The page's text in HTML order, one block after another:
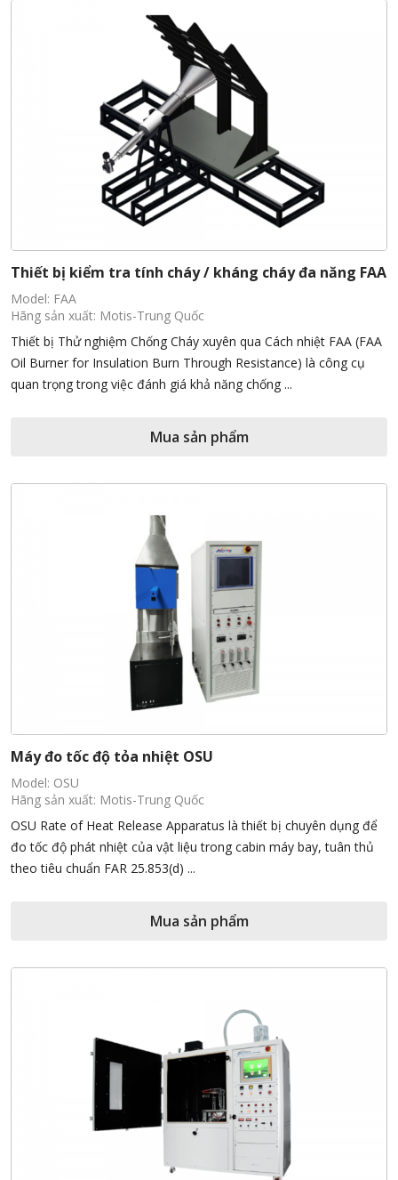
Thiết bị kiểm tra tính cháy / kháng cháy đa năng FAA
Model: FAA
Hãng sản xuất: Motis-Trung Quốc
Thiết bị Thử nghiệm Chống Cháy xuyên qua Cách nhiệt FAA (FAA
Oil Burner for Insulation Burn Through Resistance) là công cụ
quan trọng trong việc đánh giá khả năng chống ...
Mua sản phẩm
Máy đo tốc độ tỏa nhiệt OSU
Model: OSU
Hãng sản xuất: Motis-Trung Quốc
OSU Rate of Heat Release Apparatus là thiết bị chuyên dụng để
đo tốc độ phát nhiệt của vật liệu trong cabin máy bay, tuân thủ
theo tiêu chuẩn FAR 25.853(d) ...
Mua sản phẩm